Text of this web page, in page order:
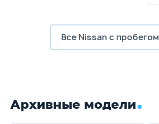
Все Nissan с пробегом
Архивные модели